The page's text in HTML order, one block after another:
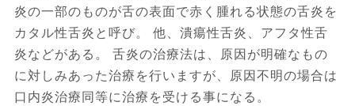
炎の一部のものが舌の表面で赤く腫れる状態の舌炎を
カタル性舌炎と呼び。 他、潰瘍性舌炎、アフタ性舌
炎などがある。 舌炎の治療法は、原因が明確なもの
に対しみあった治療を行いますが、原因不明の場合は
口内炎治療同等に治療を受ける事になる。